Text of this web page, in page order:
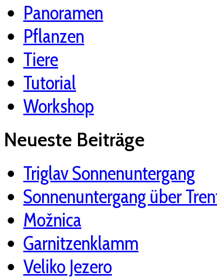
Panoramen
Pflanzen
Tiere
Tutorial
Workshop
Neueste Beiträge
Triglav Sonnenuntergang
Sonnenuntergang über
Možnica
Garnitzenklamm
Veliko Jezero